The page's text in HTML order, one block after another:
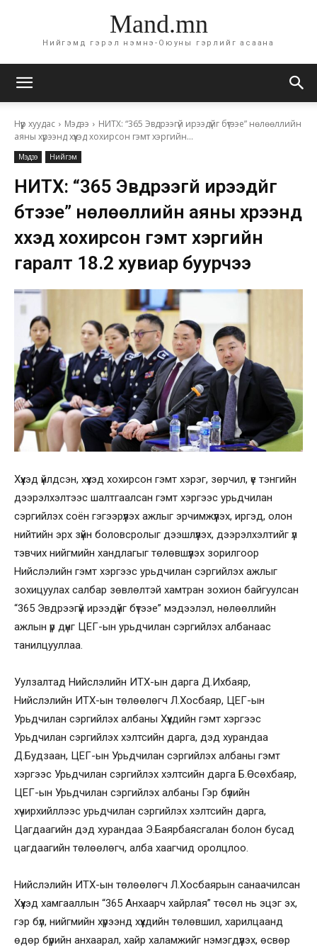
Mand.mn
Нийгэмд гэрэл нэмнэ-Оюуны гэрлийг асаана
Нүүр хуудас Мэдээ
НИТХ: “365 Эвдрээгүй ирээдүйг бүтээе” нөлөөллийн
аяны хүрээнд хүүхэд хохирсон гэмт хэргийн...
Мэдээ Нийгэм
НИТХ: “365 Эвдрээгүй ирээдүйг
бүтээе” нөлөөллийн аяны хүрээнд
хүүхэд хохирсон гэмт хэргийн
гаралт 18.2 хувиар буурчээ
Хүүхэд үйлдсэн, хүүхэд хохирсон гэмт хэрэг, зөрчил, үе тэнгийн
дээрэлхэлтээс шалтгаалсан гэмт хэргээс урьдчилан
сэргийлэх соён гэгээрүүлэх ажлыг эрчимжүүлэх, иргэд, олон
нийтийн эрх зүйн боловсролыг дээшлүүлэх, дээрэлхэлтийг үл
тэвчих нийгмийн хандлагыг төлөвшүүлэх зорилгоор
Нийслэлийн гэмт хэргээс урьдчилан сэргийлэх ажлыг
зохицуулах салбар зөвлөлтэй хамтран зохион байгуулсан
“365 Эвдрээгүй ирээдүйг бүтээе” мэдээлэл, нөлөөллийн
ажлын үр дүнг ЦЕГ-ын урьдчилан сэргийлэх албанаас
танилцууллаа.
Уулзалтад Нийслэлийн ИТХ-ын дарга Д.Ихбаяр,
Нийслэлийн ИТХ-ын төлөөлөгч Л.Хосбаяр, ЦЕГ-ын
Урьдчилан сэргийлэх албаны Хүүхдийн гэмт хэргээс
Урьдчилан сэргийлэх хэлтсийн дарга, дэд хурандаа
Д.Будзаан, ЦЕГ-ын Урьдчилан сэргийлэх албаны гэмт
хэргээс Урьдчилан сэргийлэх хэлтсийн дарга Б.Өсөхбаяр,
ЦЕГ-ын Урьдчилан сэргийлэх албаны Гэр бүлийн
хүчирхийллээс урьдчилан сэргийлэх хэлтсийн дарга,
Цагдаагийн дэд хурандаа Э.Баярбаясгалан болон бусад
цагдаагийн төлөөлөгч, алба хаагчид оролцлоо.
Нийслэлийн ИТХ-ын төлөөлөгч Л.Хосбаярын санаачилсан
Хүүхэд хамгааллын “365 Анхаарч хайрлая” төсөл нь эцэг эх,
гэр бүл, нийгмийн хүрээнд хүүхдийн төлөвшил, харилцаанд
өдөр бүрийн анхаарал, хайр халамжийг нэмэгдүүлэх, өсвөр